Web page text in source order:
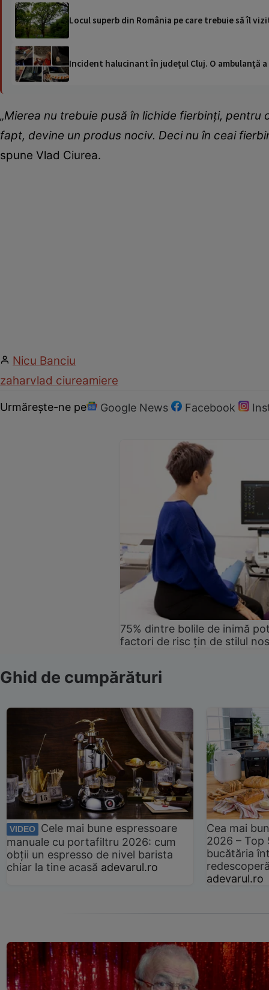
Locul superb din România pe care trebuie să îl
Incident halucinant în județul Cluj. O ambulanță
„Mierea nu trebuie pusă în lichide fierbinți, pentru
fapt, devine un produs nociv. Deci nu în ceai
spune Vlad Ciurea.
Nicu Banciu
zaharvlad ciureamiere
Urmărește-ne pe Google News Facebook
75% dintre bolile de inimă
factori de risc țin de stilul
Ghid de cumpărături
VIDEO
Cele mai bune espressoare
manuale cu portafiltru 2026: cum
obții un espresso de nivel barista
chiar la tine acasă adevarul.ro
Cea mai
2026 –
bucătăria
adevarul.ro